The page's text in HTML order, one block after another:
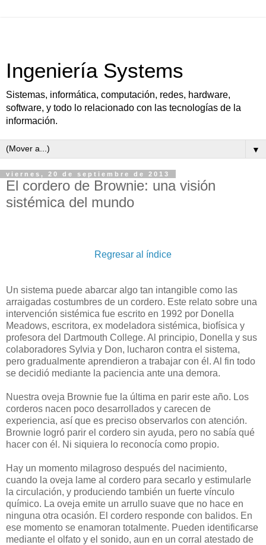
Ingeniería Systems
Sistemas, informática, computación, redes, hardware,
software, y todo lo relacionado con las tecnologías de la
información.
▼
viernes, 20 de septiembre de 2013
El cordero de Brownie: una visión
sistémica del mundo
Regresar al índice
Un sistema puede abarcar algo tan intangible como las
arraigadas costumbres de un cordero. Este relato sobre una
intervención sistémica fue escrito en 1992 por Donella
Meadows, escritora, ex modeladora sistémica, biofísica y
profesora del Dartmouth College. Al principio, Donella y sus
colaboradores Sylvia y Don, lucharon contra el sistema,
pero gradualmente aprendieron a trabajar con él. Al fin todo
se decidió mediante la paciencia ante una demora.
Nuestra oveja Brownie fue la última en parir este año. Los
corderos nacen poco desarrollados y carecen de
experiencia, así que es preciso observarlos con atención.
Brownie logró parir el cordero sin ayuda, pero no sabía qué
hacer con él. Ni siquiera lo reconocía como propio.
Hay un momento milagroso después del nacimiento,
cuando la oveja lame al cordero para secarlo y estimularle
la circulación, y produciendo también un fuerte vínculo
químico. La oveja emite un arrullo suave que no hace en
ninguna otra ocasión. El cordero responde con balidos. En
ese momento se enamoran totalmente. Pueden identificarse
mediante el olfato y el sonido, aun en un corral atestado de